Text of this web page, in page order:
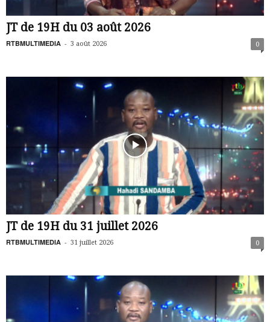
JT de 19H du 03 août 2026
RTBMULTIMEDIA - 3 août 2026 0
JT de 19H du 31 juillet 2026
RTBMULTIMEDIA - 31 juillet 2026 0